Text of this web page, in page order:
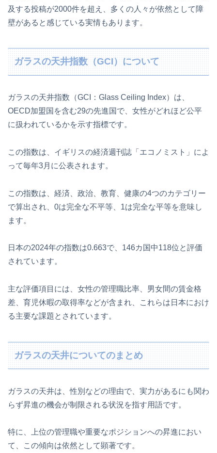
及する投稿が2000件を超え、多くの人々が依然として障
壁があると感じている実情もあります。
ガラスの天井指数（GCI）について
ガラスの天井指数（GCI：Glass Ceiling Index）は、
OECD加盟国を含む29の先進国で、女性がどれほど公平
に扱われているかを示す指標です。
この指数は、イギリスの経済週刊誌「エコノミスト」によ
って毎年3月に公表されます。
この指数は、経済、政治、教育、健康の4つのカテゴリー
で算出され、0は完全な不平等、1は完全な平等を意味し
ます。
日本の2024年の指数は0.663で、146カ国中118位と評価
されています。
主な評価項目には、女性の管理職比率、男女間の賃金格
差、育児休暇の取得率などが含まれ、これらは日本におけ
る主要な課題とされています。
ガラスの天井についてのまとめ
ガラスの天井は、性別などの理由で、実力があるにも関わ
らず昇進の機会が制限される状況を指す用語です。
特に、上位の管理職や重要なポジションへの昇進におい
て、この傾向は依然として顕著です。